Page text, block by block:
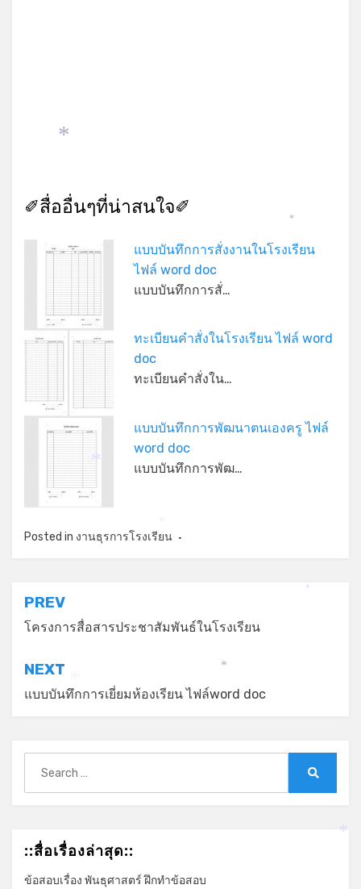
✐สื่ออื่นๆที่น่าสนใจ✐
แบบบันทึกการสั่งงานในโรงเรียน
ไฟล์ word doc
แบบบันทึกการสั่…
ทะเบียนคำสั่งในโรงเรียน ไฟล์ word
doc
ทะเบียนคำสั่งใน…
แบบบันทึกการพัฒนาตนเองครู ไฟล์
word doc
แบบบันทึกการพัฒ…
Posted in งานธุรการโรงเรียน
แนะแนว
เรื่อง
PREV
โครงการสื่อสารประชาสัมพันธ์ในโรงเรียน
NEXT
แบบบันทึกการเยี่ยมห้องเรียน ไฟล์word doc
for:
::สื่อเรื่องล่าสุด::
ข้อสอบเรื่อง พันธุศาสตร์ ฝึกทำข้อสอบ
**
*
*